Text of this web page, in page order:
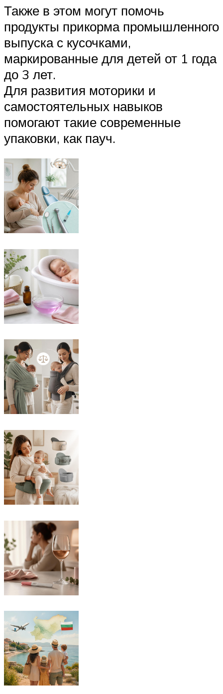
Также в этом могут помочь
продукты прикорма промышленного
выпуска с кусочками,
маркированные для детей от 1 года
до 3 лет.
Для развития моторики и
самостоятельных навыков
помогают такие современные
упаковки, как пауч.